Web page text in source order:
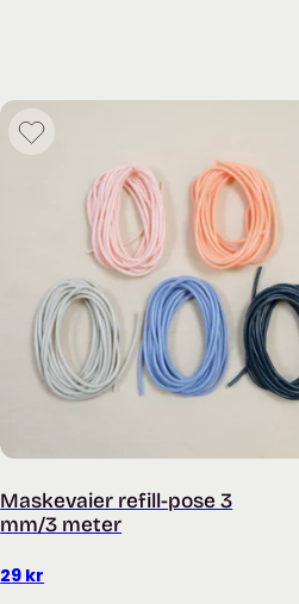
Maskevaier refill-pose 3
mm/3 meter
29 kr